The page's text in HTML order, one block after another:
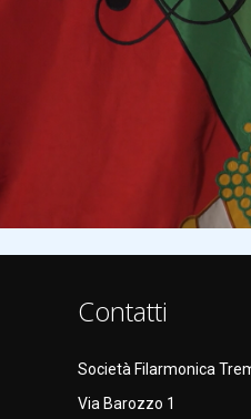
Contatti
Società Filarmonica
Via Barozzo 1